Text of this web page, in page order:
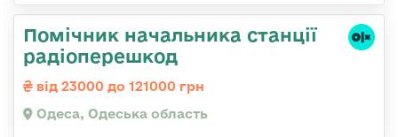
Помічник начальника станції
радіоперешкод
від 23000 до 121000 грн
Одеса, Одеська область